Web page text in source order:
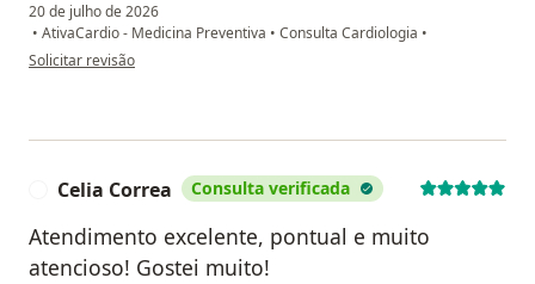
20 de julho de 2026
• AtivaCardio - Medicina Preventiva • Consulta Cardiologia •
na opinião do utilizador Eli Dobis
Solicitar revisão
Celia Correa Consulta verificada
Atendimento excelente, pontual e muito
atencioso! Gostei muito!